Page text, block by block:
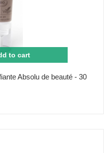
to cart
Absolu de beauté - 30